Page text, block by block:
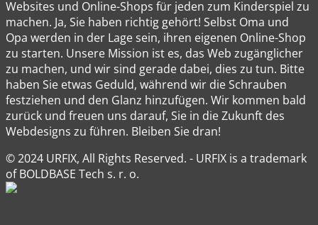
Websites und Online-Shops für jeden zum Kinderspiel zu
machen. Ja, Sie haben richtig gehört! Selbst Oma und
Opa werden in der Lage sein, ihren eigenen Online-Shop
zu starten. Unsere Mission ist es, das Web zugänglicher
zu machen, und wir sind gerade dabei, dies zu tun. Bitte
haben Sie etwas Geduld, während wir die Schrauben
festziehen und den Glanz hinzufügen. Wir kommen bald
zurück und freuen uns darauf, Sie in die Zukunft des
Webdesigns zu führen. Bleiben Sie dran!
© 2024 URFIX, All Rights Reserved. - URFIX is a trademark
of BOLDBASE Tech s. r. o.